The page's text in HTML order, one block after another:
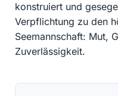
konstruiert und
Verpflichtung zu den
Seemannschaft: Mut,
Zuverlässigkeit.